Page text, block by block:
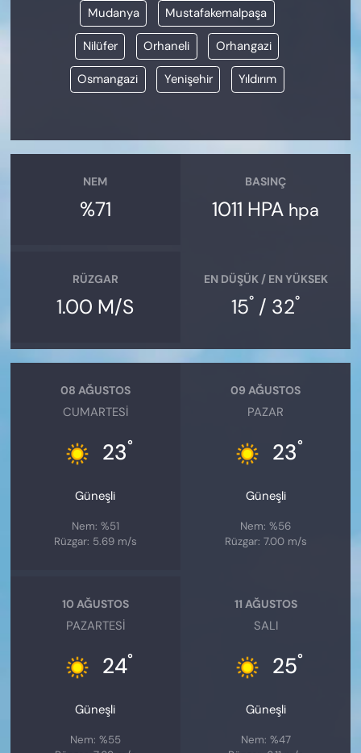
Mudanya Mustafakemalpaşa
Nilüfer Orhaneli Orhangazi
Osmangazi Yenişehir Yıldırım
NEM
%71
BASINÇ
1011 HPA hpa
RÜZGAR
1.00 M/S
EN DÜŞÜK / EN YÜKSEK
15° / 32°
08 AĞUSTOS
CUMARTESI
23°
Güneşli
Nem: %51
Rüzgar: 5.69 m/s
09 AĞUSTOS
PAZAR
23°
Güneşli
Nem: %56
Rüzgar: 7.00 m/s
10 AĞUSTOS
PAZARTESI
24°
Güneşli
Nem: %55
11 AĞUSTOS
SALI
25°
Güneşli
Nem: %47